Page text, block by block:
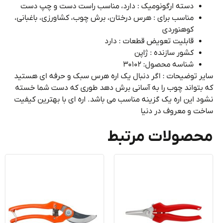
دسته ارگونومیک : دارد، مناسب راست دست و چپ دست
مناسب برای : هرس درختان، برش چوب، کشاورزی، باغبانی،
کوهنوردی
قابلیت تعویض قطعات : دارد
کشور سازنده : ژاپن
شناسه محصول: ۳۰۱۰۲
توضیحات : اگر دنبال یک اره هرس سبک و حرفه ای هستید
چوب را به آسانی برش دهد طوری که دست شما خسته
این اره یک گزینه مناسب می باشد. اره ای با بهترین کیفیت
و معروف در دنیا
مرتبط